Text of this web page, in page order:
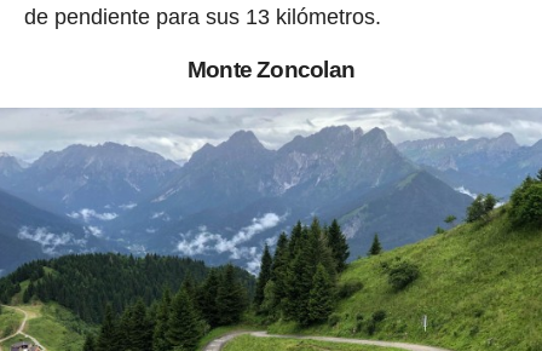
de pendiente para sus 13 kilómetros.
Monte Zoncolan